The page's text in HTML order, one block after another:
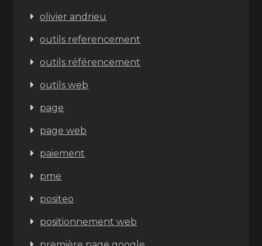
olivier andrieu
outils referencement
outils référencement
outils web
page
page web
paiement
pme
positeo
positionnement web